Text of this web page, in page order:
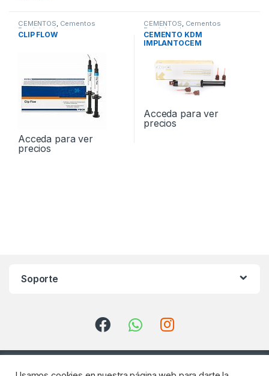
CEMENTOS, Cementos
Provisionales
CLIP FLOW
Acceda para ver
precios
CEMENTOS, Cementos
Provisionales
CEMENTO KDM
IMPLANTOCEM
Acceda para ver
precios
Soporte